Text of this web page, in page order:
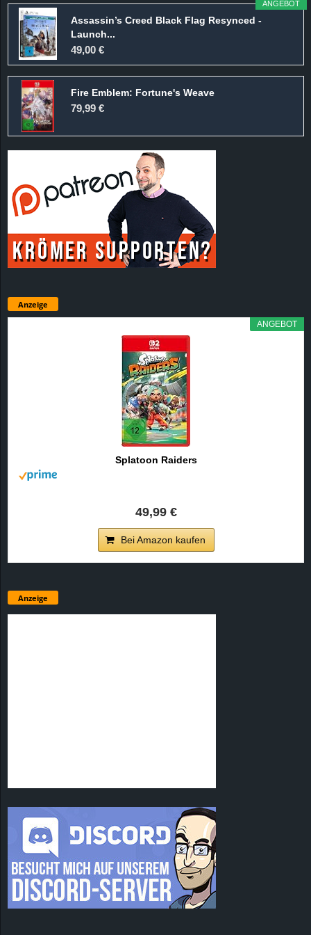
ANGEBOT
Assassin’s Creed Black Flag Resynced -
Launch...
49,00 €
Fire Emblem: Fortune's Weave
79,99 €
Anzeige
ANGEBOT
Splatoon Raiders
49,99 €
Bei Amazon kaufen
Anzeige